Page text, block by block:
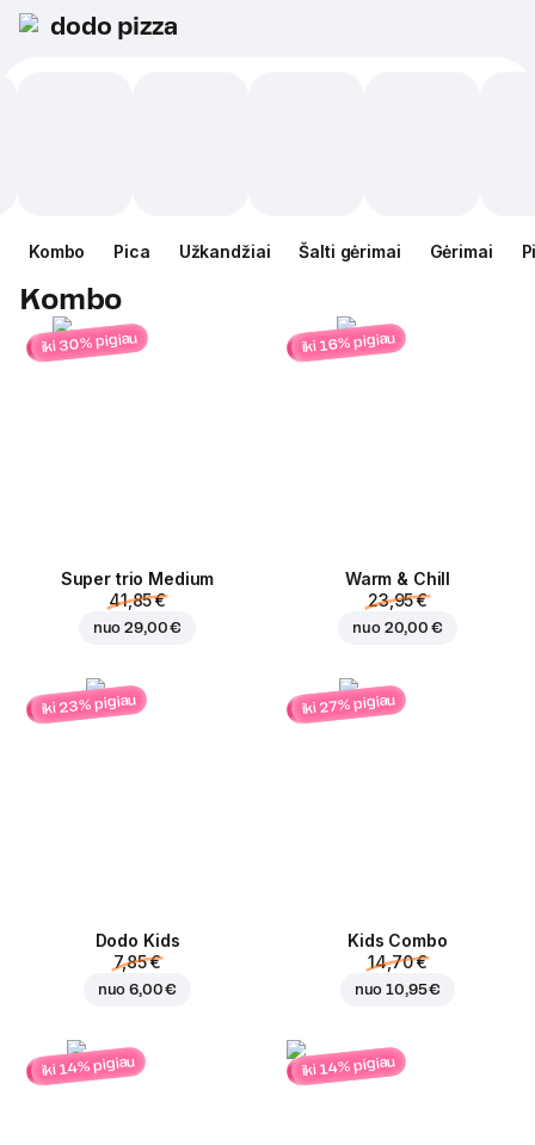
dodo pizza
Kombo Pica Užkandžiai Šalti gėrimai Gėrimai
Kombo
iki 30% pigiau
Super trio Medium
41,85 €
nuo29,00 €
iki 16% pigiau
Warm & Chill
23,95 €
nuo 20,00 €
iki 23% pigiau
Dodo Kids
7,85 €
nuo6,00 €
iki 27% pigiau
Kids Combo
14,70 €
nuo10,95 €
iki 14% pigiau iki 14% pigiau